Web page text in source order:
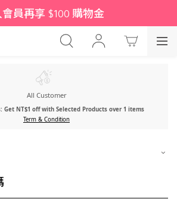
員再享 $100 購物金
All Customer
Get NT$1 off with Selected Products over 1 items
Term & Condition